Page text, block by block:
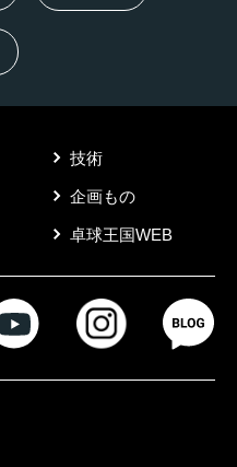
技術
企画もの
卓球王国WEB